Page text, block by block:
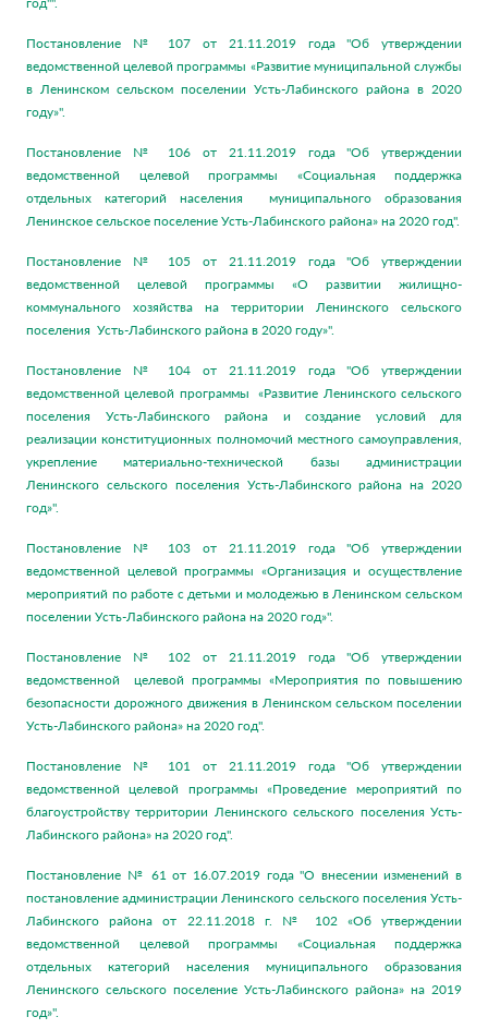
Постановление № 107 от 21.11.2019 года "Об утверждении
ведомственной целевой программы «Развитие муниципальной службы
в Ленинском сельском поселении Усть-Лабинского района в 2020
году»".
Постановление № 106 от 21.11.2019 года "Об утверждении
ведомственной целевой программы «Социальная поддержка
отдельных категорий населения муниципального образования
Ленинское сельское поселение Усть-Лабинского района» на 2020 год".
Постановление № 105 от 21.11.2019 года "Об утверждении
ведомственной целевой программы «О развитии жилищно-
коммунального хозяйства на территории Ленинского сельского
поселения Усть-Лабинского района в 2020 году»".
Постановление № 104 от 21.11.2019 года "Об утверждении
ведомственной целевой программы «Развитие Ленинского сельского
поселения Усть-Лабинского района и создание условий для
реализации конституционных полномочий местного самоуправления,
укрепление материально-технической базы администрации
Ленинского сельского поселения Усть-Лабинского района на 2020
год»".
Постановление № 103 от 21.11.2019 года "Об утверждении
ведомственной целевой программы «Организация и осуществление
мероприятий по работе с детьми и молодежью в Ленинском сельском
поселении Усть-Лабинского района на 2020 год»".
Постановление № 102 от 21.11.2019 года "Об утверждении
ведомственной целевой программы «Мероприятия по повышению
безопасности дорожного движения в Ленинском сельском поселении
Усть-Лабинского района» на 2020 год".
Постановление № 101 от 21.11.2019 года "Об утверждении
ведомственной целевой программы «Проведение мероприятий по
благоустройству территории Ленинского сельского поселения Усть-
Лабинского района» на 2020 год".
Постановление № 61 от 16.07.2019 года "О внесении изменений в
постановление администрации Ленинского сельского поселения Усть-
Лабинского района от 22.11.2018 г. № 102 «Об утверждении
ведомственной целевой программы «Социальная поддержка
отдельных категорий населения муниципального образования
Ленинского сельского поселение Усть-Лабинского района» на 2019
год»".